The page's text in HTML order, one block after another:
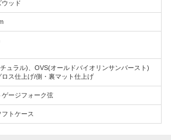
ウッド
ュラル)、OVS(オールドバイオリンサンバースト)
ス仕上げ/側・裏マット仕上げ
ゲージフォーク弦
フトケース